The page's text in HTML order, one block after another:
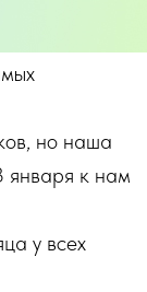
но наша
января к нам
у всех